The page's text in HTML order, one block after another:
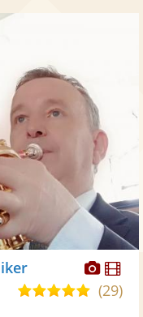
5,0(29)